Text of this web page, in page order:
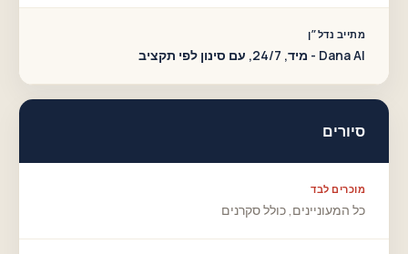
מתייב נדל״ן
Dana AI - מיד, 24/7, עם סינון לפי תקציב
סיורים
מוכרים לבד
כל המעוניינים, כולל סקרנים